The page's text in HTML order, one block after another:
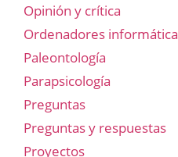
Opinión y crítica
Ordenadores informática
Paleontología
Parapsicología
Preguntas
Preguntas y respuestas
Proyectos